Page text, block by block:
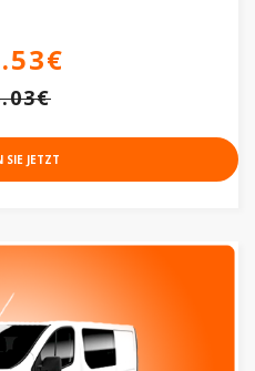
SIE JETZT